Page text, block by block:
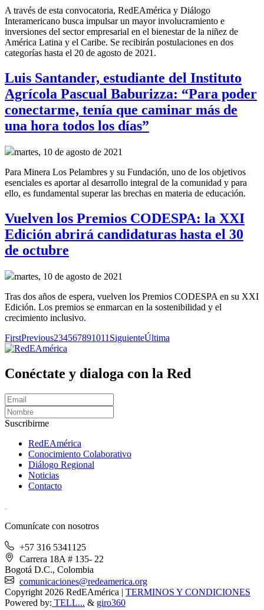
A través de esta convocatoria, RedEAmérica y Diálogo
Interamericano busca impulsar un mayor involucramiento e
inversiones del sector empresarial en el bienestar de la niñez de
América Latina y el Caribe. Se recibirán postulaciones en dos
categorías hasta el 20 de agosto de 2021.
Luis Santander, estudiante del Instituto
Agrícola Pascual Baburizza: “Para poder
conectarme, tenía que caminar más de
una hora todos los días”
martes, 10 de agosto de 2021
Para Minera Los Pelambres y su Fundación, uno de los objetivos
esenciales es aportar al desarrollo integral de la comunidad y para
ello, es fundamental superar las brechas en materia de educación.
Vuelven los Premios CODESPA: la XXI
Edición abrirá candidaturas hasta el 30
de octubre
martes, 10 de agosto de 2021
Tras dos años de espera, vuelven los Premios CODESPA en su XXI
Edición. Los premios se enmarcan en la sostenibilidad y el
crecimiento inclusivo.
FirstPrevious234567891011 SiguienteÚltima
Conéctate y dialoga con la Red
Suscribirme
RedEAmérica
Conocimiento Colaborativo
Diálogo Regional
Noticias
Contacto
Comunícate con nosotros
+57 316 5341125
Carrera 18A # 135- 22
Bogotá D.C., Colombia
comunicaciones@redeamerica.org
Copyright 2026 RedEAmérica | TERMINOS Y CONDICIONES
Powered by: TELL... & giro360